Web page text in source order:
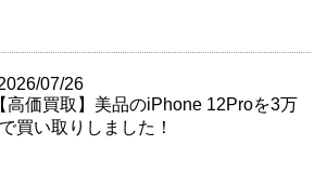
07/26
【高価買取】美品のiPhone 12Proを3万
買い取りしました！